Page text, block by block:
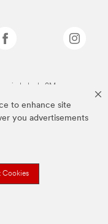
to enhance site
you advertisements
Cookies
da 3M.